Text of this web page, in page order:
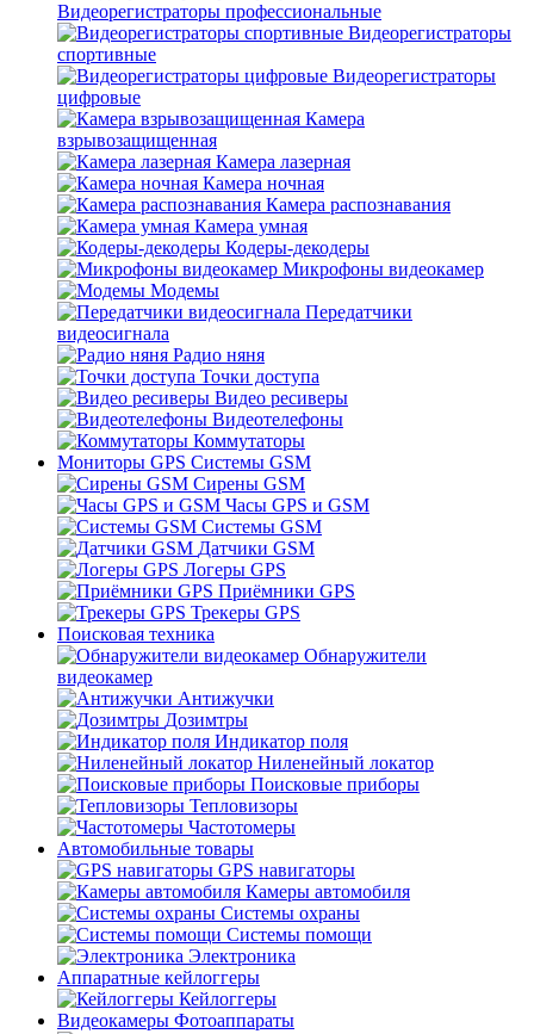
Видеорегистраторы профессиональные
Видеорегистраторы
спортивные
Видеорегистраторы
цифровые
Камера
взрывозащищенная
Камера лазерная
Камера ночная
Камера распознавания
Камера умная
Кодеры-декодеры
Микрофоны видеокамер
Модемы
Передатчики
видеосигнала
Радио няня
Точки доступа
Видео ресиверы
Видеотелефоны
Коммутаторы
Мониторы GPS Системы GSM
Сирены GSM
Часы GPS и GSM
Системы GSM
Датчики GSM
Логеры GPS
Приёмники GPS
Трекеры GPS
Поисковая техника
Обнаружители
видеокамер
Антижучки
Дозимтры
Индикатор поля
Ниленейный локатор
Поисковые приборы
Тепловизоры
Частотомеры
Автомобильные товары
GPS навигаторы
Камеры автомобиля
Системы охраны
Системы помощи
Электроника
Аппаратные кейлоггеры
Кейлоггеры
Видеокамеры Фотоаппараты